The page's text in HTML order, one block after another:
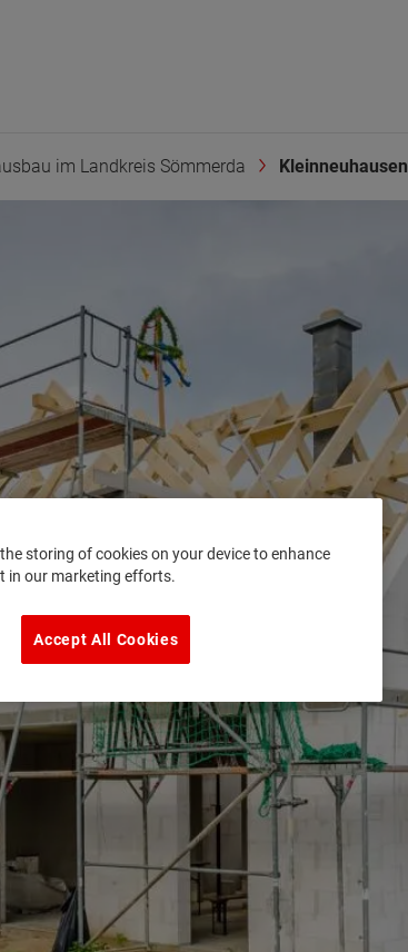
im Landkreis Sömmerda Kleinneuhausen
storing of cookies on your device to enhance
in our marketing efforts.
Accept All Cookies